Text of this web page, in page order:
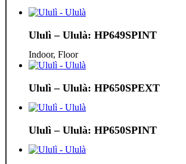
Ululì – Ululà: HP649SPINT
Indoor, Floor
Ululì – Ululà: HP650SPEXT
Ululì – Ululà: HP650SPINT